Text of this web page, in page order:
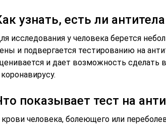
узнать, есть ли
исследования у человека берется
и подвергается тестированию на
и дает возможность сделать
показывает тест на
крови человека, болеющего или